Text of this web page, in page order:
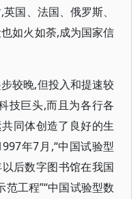
国、法国、俄罗斯、
如火如荼,成为国家信
较晚,但投入和提速较
技巨头,而且为各行各
同体创造了良好的生
年7月,“中国试验型
后数字图书馆在我国
工程”“中国试验型数